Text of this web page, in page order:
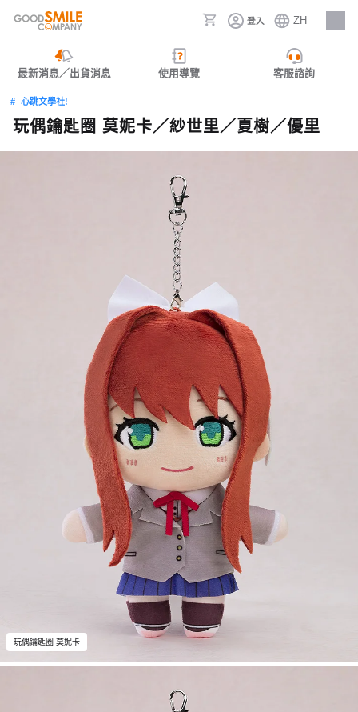
登入 ZH
人才招募
最新消息／出貨消息 使用導覽 客服諮詢
心跳文學社!
玩偶鑰匙圈 莫妮卡／紗世里／夏樹／優里
玩偶鑰匙圈 莫妮卡